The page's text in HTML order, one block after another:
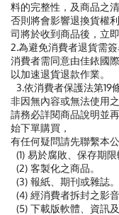
料的完整性，及商品之
否則將會影響退換貨權
司將於收到商品後，立
2.為避免消費者退貨需
消費者需同意由佳銥國
以加速退貨退款作業。
3.依消費者保護法第19
非因無內容或無法使用
請務必詳閱商品說明並
始下單購買，
有任何疑問請先聯繫本
(1) 易於腐敗、保存期
(2) 客製化之商品。
(3) 報紙、期刊或雜誌。
(4) 經消費者拆封之影
(5) 下載版軟體、資訊及